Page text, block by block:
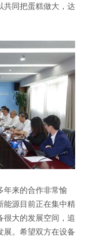
共同把蛋糕做大，达
年来的合作非常愉
能源目前正在集中精
很大的发展空间，追
展。希望双方在设备